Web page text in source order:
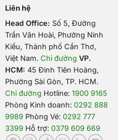
Liên hệ
Head Office: Số 5, Đường
Trần Văn Hoài, Phường Ninh
Kiều, Thành phố Cần Thơ,
Việt Nam. Chỉ đường VP.
HCM: 45 Đinh Tiên Hoàng,
Phường Sài Gòn, TP. HCM.
Chỉ đường Hotline: 1900 9165
Phòng Kinh doanh: 0292 888
9989 Phòng Vé: 0292 777
3399 Hỗ trợ: 0379 609 669